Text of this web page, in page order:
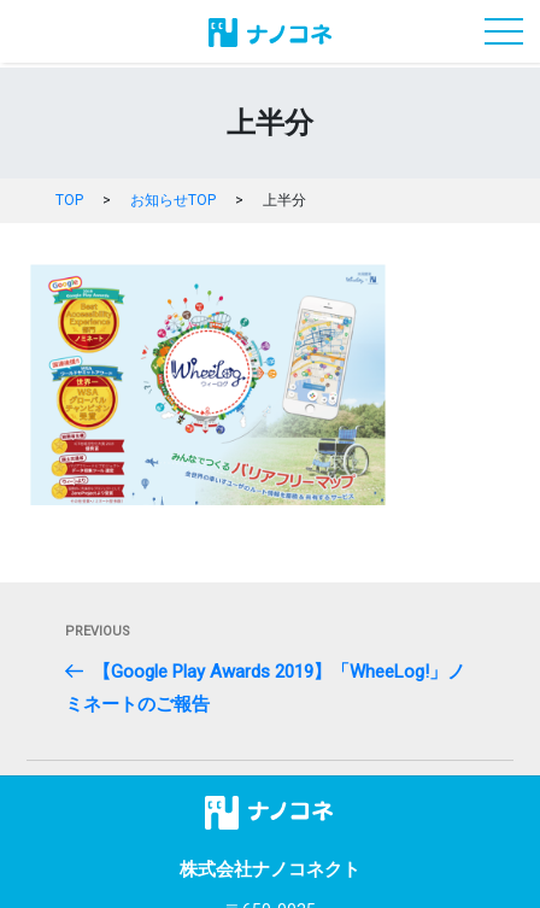
上半分
TOP > お知らせTOP > 上半分
ゲ
Previous
Post
PREVIOUS
【Google Play Awards 2019】「WheeLog!」ノ
ミネートのご報告
株式会社ナノコネクト